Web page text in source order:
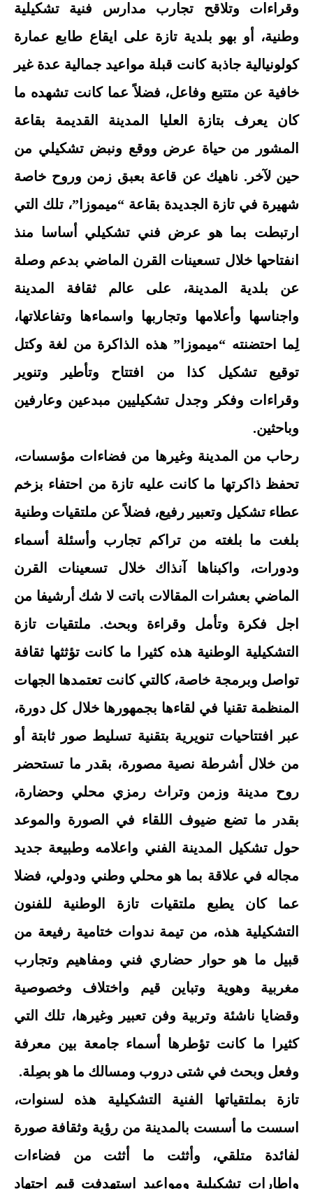
وقراءات وتلاقح تجارب مدارس فنية تشكيلية
وطنية، أو بهو بلدية تازة على ايقاع طابع عمارة
كولونيالية جاذبة كانت قبلة مواعيد جمالية عدة غير
خافية عن متتبع وفاعل، فضلاً عما كانت تشهده ما
كان يعرف بتازة العليا المدينة القديمة بقاعة
المشور من حياة عرض ووقع ونبض تشكيلي من
حين لآخر. ناهيك عن قاعة بعبق زمن وروح خاصة
شهيرة في تازة الجديدة بقاعة “ميموزا”، تلك التي
ارتبطت بما هو عرض فني تشكيلي أساسا منذ
انفتاحها خلال تسعينات القرن الماضي بدعم وصلة
عن بلدية المدينة، على عالم ثقافة المدينة
واجناسها وأعلامها وتجاربها واسماءها وتفاعلاتها،
لِما احتضنته “ميموزا” هذه الذاكرة من لغة وكتل
توقيع تشكيل كذا من افتتاح وتأطير وتنوير
وقراءات وفكر وجدل تشكيليين مبدعين وعارفين
وباحثين.
رحاب من المدينة وغيرها من فضاءات مؤسسات،
تحفظ ذاكرتها ما كانت عليه تازة من احتفاء بزخم
عطاء تشكيل وتعبير رفيع، فضلاً عن ملتقيات وطنية
بلغت ما بلغته من تراكم تجارب وأسئلة أسماء
ودورات، واكبناها آنذاك خلال تسعينات القرن
الماضي بعشرات المقالات باتت لا شك أرشيفا من
اجل فكرة وتأمل وقراءة وبحث. ملتقيات تازة
التشكيلية الوطنية هذه كثيرا ما كانت تؤثثها ثقافة
تواصل وبرمجة خاصة، كالتي كانت تعتمدها الجهات
المنظمة تقنيا في لقاءها بجمهورها خلال كل دورة،
عبر افتتاحيات تنويرية بتقنية تسليط صور ثابتة أو
من خلال أشرطة نصية مصورة، بقدر ما تستحضر
روح مدينة وزمن وتراث رمزي محلي وحضارة،
بقدر ما تضع ضيوف اللقاء في الصورة والموعد
حول تشكيل المدينة الفني واعلامه وطبيعة جديد
مجاله في علاقة بما هو محلي وطني ودولي، فضلا
عما كان يطبع ملتقيات تازة الوطنية للفنون
التشكيلية هذه، من تيمة ندوات ختامية رفيعة من
قبيل ما هو حوار حضاري فني ومفاهيم وتجارب
مغربية وهوية وتباين قيم واختلاف وخصوصية
وقضايا ناشئة وتربية وفن تعبير وغيرها، تلك التي
كثيرا ما كانت تؤطرها أسماء جامعة بين معرفة
وفعل وبحث في شتى دروب ومسالك ما هو بصِلة.
تازة بملتقياتها الفنية التشكيلية هذه لسنوات،
اسست ما أسست بالمدينة من رؤية وثقافة صورة
لفائدة متلقي، وأثثت ما أثثت من فضاءات
واطارات تشكيلية ومواعيد استهدفت قيم اجتهاد